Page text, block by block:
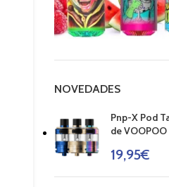
NOVEDADES
Pnp-X Pod
de VOOPOO
19,95€